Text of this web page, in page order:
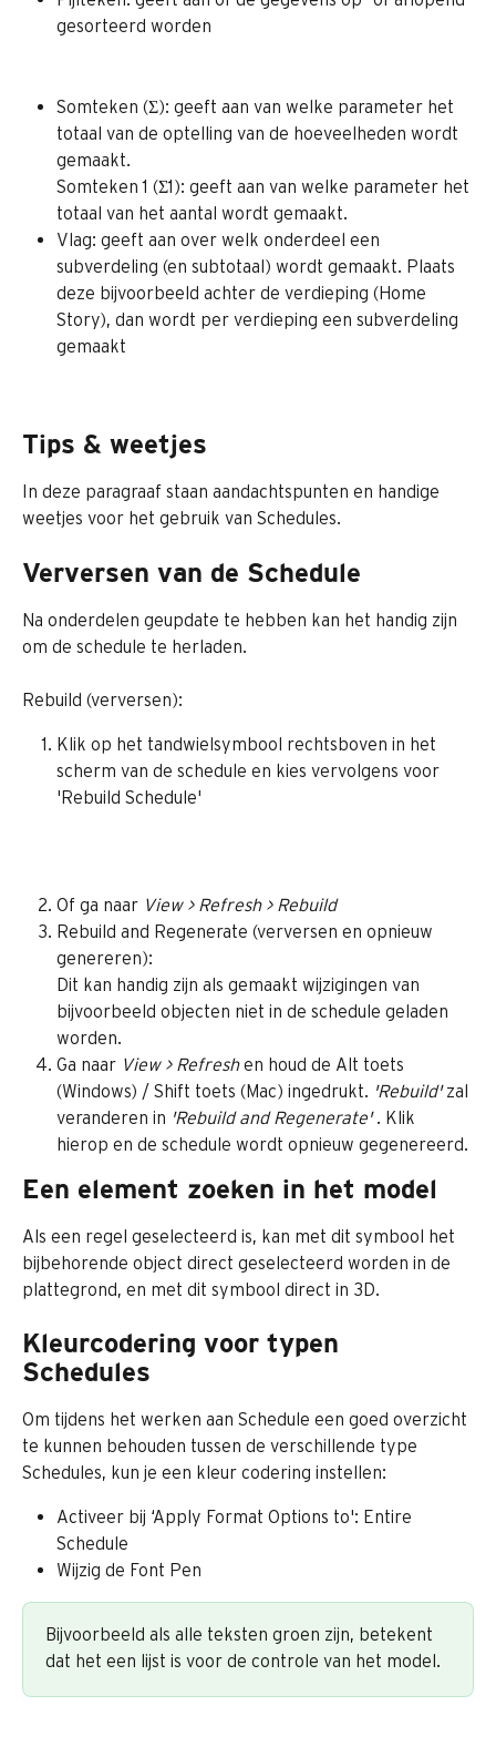
gesorteerd worden
Somteken (Σ): geeft aan van welke parameter het
totaal van de optelling van de hoeveelheden wordt
gemaakt.
Somteken 1 (Σ1): geeft aan van welke parameter het
totaal van het aantal wordt gemaakt.
Vlag: geeft aan over welk onderdeel een
subverdeling (en subtotaal) wordt gemaakt. Plaats
deze bijvoorbeeld achter de verdieping (Home
Story), dan wordt per verdieping een subverdeling
gemaakt
Tips & weetjes
In deze paragraaf staan aandachtspunten en handige
weetjes voor het gebruik van Schedules.
Verversen van de Schedule
Na onderdelen geupdate te hebben kan het handig zijn
om de schedule te herladen.
Rebuild (verversen):
Klik op het tandwielsymbool rechtsboven in het
scherm van de schedule en kies vervolgens voor
'Rebuild Schedule'
Of ga naar View > Refresh > Rebuild
Rebuild and Regenerate (verversen en opnieuw
genereren):
Dit kan handig zijn als gemaakt wijzigingen van
bijvoorbeeld objecten niet in de schedule geladen
worden.
Ga naar View > Refresh en houd de Alt toets
(Windows) / Shift toets (Mac) ingedrukt. 'Rebuild' zal
veranderen in 'Rebuild and Regenerate' . Klik
hierop en de schedule wordt opnieuw gegenereerd.
Een element zoeken in het model
Als een regel geselecteerd is, kan met dit symbool het
bijbehorende object direct geselecteerd worden in de
plattegrond, en met dit symbool direct in 3D.
Kleurcodering voor typen
Schedules
Om tijdens het werken aan Schedule een goed overzicht
te kunnen behouden tussen de verschillende type
Schedules, kun je een kleur codering instellen:
Activeer bij ‘Apply Format Options to': Entire
Schedule
Wijzig de Font Pen​
Bijvoorbeeld als alle teksten groen zijn, betekent
dat het een lijst is voor de controle van het model.